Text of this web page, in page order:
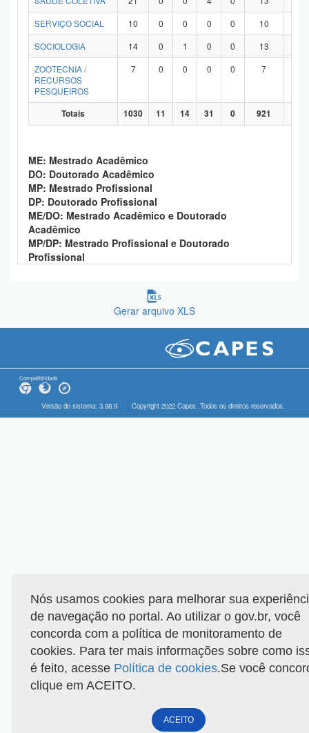
SERVIÇO SOCIAL
10 0 0 0 0 10
SOCIOLOGIA
14 0 1 0 0 13
ZOOTECNIA /
RECURSOS
PESQUEIROS
7 0 0 0 0 7
Totais 1030 11 14 31 0 921
ME: Mestrado Acadêmico
DO: Doutorado Acadêmico
MP: Mestrado Profissional
DP: Doutorado Profissional
ME/DO: Mestrado Acadêmico e Doutorado
Acadêmico
MP/DP: Mestrado Profissional e Doutorado
Profissional
Gerar arquivo XLS
Compatibilidade
Versão do sistema: 3.88.9 Copyright 2022 Capes. Todos os direitos reservados.
Nós usamos cookies para melhorar sua
de navegação no portal. Ao utilizar o gov.br, você
concorda com a política de monitoramento de
cookies. Para ter mais informações sobre como
é feito, acesse Política de cookies.Se você
clique em ACEITO.
ACEITO